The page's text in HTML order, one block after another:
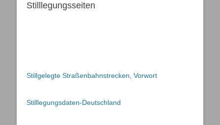
Stilllegungsseiten
Stillgelegte Straßenbahnstrecken, Vorwort
Stilllegungsdaten-Deutschland